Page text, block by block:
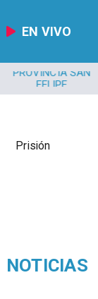
EN VIVO
PROVINCIA SAN
FELIPE
Prisión
NOTICIAS